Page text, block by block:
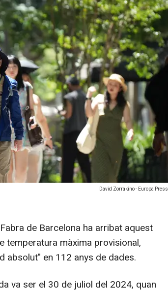
David Zorrakino - Europa Press
de Barcelona ha arribat aquest
temperatura màxima provisional,
absolut" en 112 anys de dades.
va ser el 30 de juliol del 2024, quan